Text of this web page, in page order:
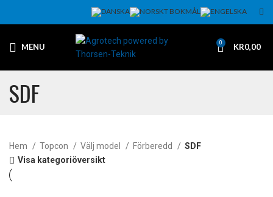
MENU 0 KR0,00
SDF
Hem Topcon Välj model Förberedd
SDF
Visa kategoriöversikt